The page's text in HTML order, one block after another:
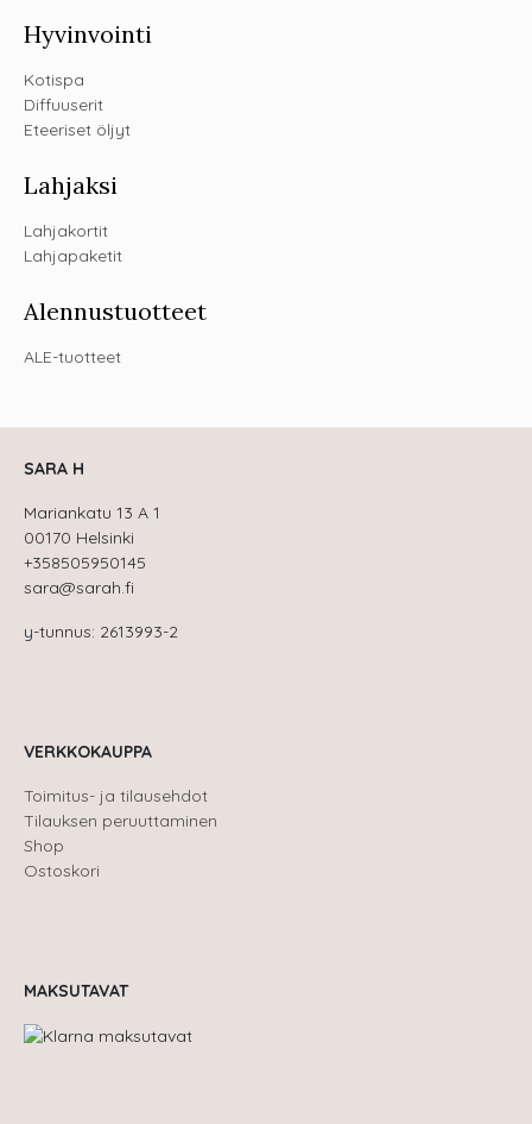
Hyvinvointi
Kotispa
Diffuuserit
Eteeriset öljyt
Lahjaksi
Lahjakortit
Lahjapaketit
Alennustuotteet
ALE-tuotteet
SARA H
Mariankatu 13 A 1
00170 Helsinki
+358505950145
sara@sarah.fi
y-tunnus: 2613993-2
VERKKOKAUPPA
Toimitus- ja tilausehdot
Tilauksen peruuttaminen
Shop
Ostoskori
MAKSUTAVAT